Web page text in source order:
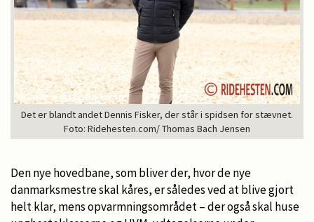
Det er blandt andet Dennis Fisker, der står i spidsen for stævnet.
Foto: Ridehesten.com/ Thomas Bach Jensen
Den nye hovedbane, som bliver der, hvor de nye
danmarksmestre skal kåres, er således ved at blive gjort
helt klar, mens opvarmningsområdet – der også skal huse